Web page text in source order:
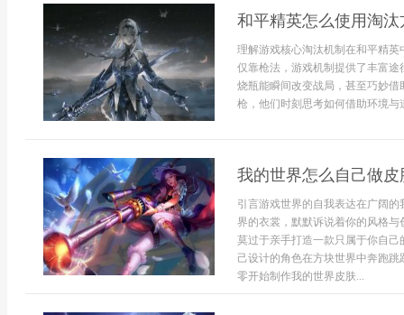
和平精英怎么使用淘
理解游戏核心淘汰机制在和平精
仅靠枪法，游戏机制提供了丰富
烧瓶能瞬间改变战局，甚至巧妙
枪，他们时刻思考如何借助环境
我的世界怎么自己做
引言游戏世界的自我表达在广阔
界的衣裳，默默诉说着你的风格
莫过于亲手打造一款只属于你自
己设计的角色在方块世界中奔跑
零开始制作我的世界皮肤...